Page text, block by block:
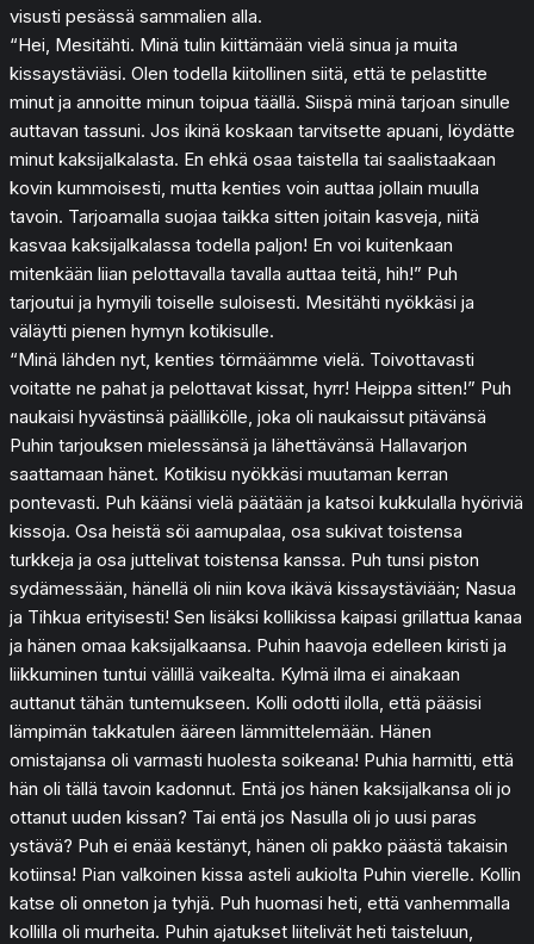
visusti pesässä sammalien alla.
“Hei, Mesitähti. Minä tulin kiittämään vielä sinua ja muita
kissaystäviäsi. Olen todella kiitollinen siitä, että te pelastitte
minut ja annoitte minun toipua täällä. Siispä minä tarjoan sinulle
auttavan tassuni. Jos ikinä koskaan tarvitsette apuani, löydätte
minut kaksijalkalasta. En ehkä osaa taistella tai saalistaakaan
kovin kummoisesti, mutta kenties voin auttaa jollain muulla
tavoin. Tarjoamalla suojaa taikka sitten joitain kasveja, niitä
kasvaa kaksijalkalassa todella paljon! En voi kuitenkaan
mitenkään liian pelottavalla tavalla auttaa teitä, hih!” Puh
tarjoutui ja hymyili toiselle suloisesti. Mesitähti nyökkäsi ja
väläytti pienen hymyn kotikisulle.
“Minä lähden nyt, kenties törmäämme vielä. Toivottavasti
voitatte ne pahat ja pelottavat kissat, hyrr! Heippa sitten!” Puh
naukaisi hyvästinsä päällikölle, joka oli naukaissut pitävänsä
Puhin tarjouksen mielessänsä ja lähettävänsä Hallavarjon
saattamaan hänet. Kotikisu nyökkäsi muutaman kerran
pontevasti. Puh käänsi vielä päätään ja katsoi kukkulalla hyöriviä
kissoja. Osa heistä söi aamupalaa, osa sukivat toistensa
turkkeja ja osa juttelivat toistensa kanssa. Puh tunsi piston
sydämessään, hänellä oli niin kova ikävä kissaystäviään; Nasua
ja Tihkua erityisesti! Sen lisäksi kollikissa kaipasi grillattua kanaa
ja hänen omaa kaksijalkaansa. Puhin haavoja edelleen kiristi ja
liikkuminen tuntui välillä vaikealta. Kylmä ilma ei ainakaan
auttanut tähän tuntemukseen. Kolli odotti ilolla, että pääsisi
lämpimän takkatulen ääreen lämmittelemään. Hänen
omistajansa oli varmasti huolesta soikeana! Puhia harmitti, että
hän oli tällä tavoin kadonnut. Entä jos hänen kaksijalkansa oli jo
ottanut uuden kissan? Tai entä jos Nasulla oli jo uusi paras
ystävä? Puh ei enää kestänyt, hänen oli pakko päästä takaisin
kotiinsa! Pian valkoinen kissa asteli aukiolta Puhin vierelle. Kollin
katse oli onneton ja tyhjä. Puh huomasi heti, että vanhemmalla
kollilla oli murheita. Puhin ajatukset liitelivät heti taisteluun,